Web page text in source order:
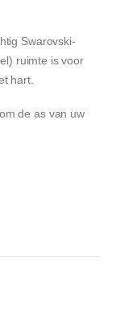
Swarovski-
ruimte is voor
hart.
de as van uw